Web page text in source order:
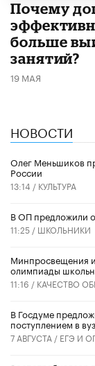
​Почему
больше
занятий?
19 МАЯ
НОВОСТИ
Олег Меньшиков
России
13:14 / КУЛЬТУРА
В ОП предложили
11:25 / ШКОЛЬНИКИ
Минпросвещения
олимпиады
11:16 / КАЧЕСТВО
В Госдуме
поступлением в
7 АВГУСТА / ЕГЭ И